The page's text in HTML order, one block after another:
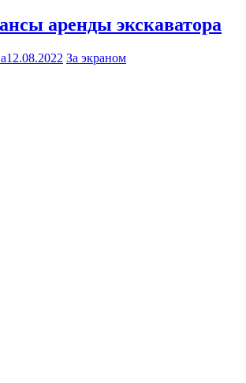
аренды экскаватора
12.08.2022 За экраном